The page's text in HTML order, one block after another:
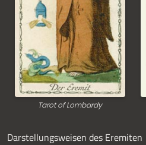
Tarot of Lombardy
Darstellungsweisen des Eremiten